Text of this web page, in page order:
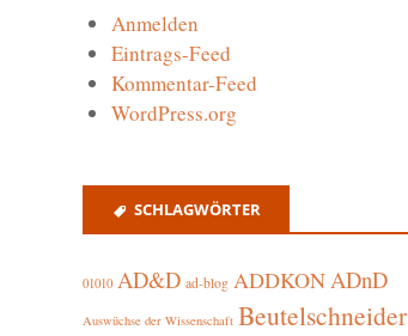
Anmelden
Eintrags-Feed
Kommentar-Feed
WordPress.org
SCHLAGWÖRTER
01010 AD&D ad-blog ADDKONADnD
Auswüchse der Wissenschaft Beutelschneider